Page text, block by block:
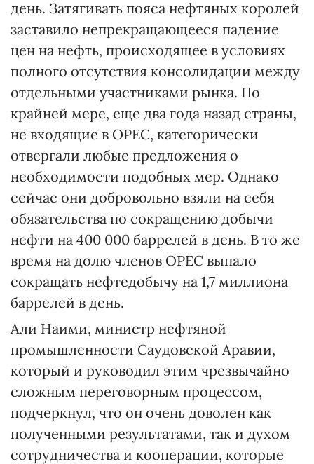
день. Затягивать пояса нефтяных королей
заставило непрекращающееся падение
цен на нефть, происходящее в условиях
полного отсутствия консолидации между
отдельными участниками рынка. По
крайней мере, еще два года назад страны,
не входящие в ОРЕС, категорически
отвергали любые предложения о
необходимости подобных мер. Однако
сейчас они добровольно взяли на себя
обязательства по сокращению добычи
нефти на 400 000 баррелей в день. В то же
время на долю членов ОРЕС выпало
сокращать нефтедобычу на 1,7 миллиона
баррелей в день.
Али Наими, министр нефтяной
промышленности Саудовской Аравии,
который и руководил этим чрезвычайно
сложным переговорным процессом,
подчеркнул, что он очень доволен как
полученными результатами, так и духом
сотрудничества и кооперации, которые